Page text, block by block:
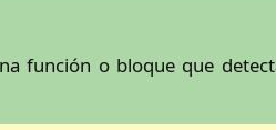
función o bloque que